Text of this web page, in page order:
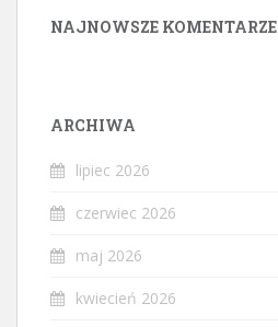
NAJNOWSZE KOMENTARZE
ARCHIWA
lipiec 2026
czerwiec 2026
maj 2026
kwiecień 2026